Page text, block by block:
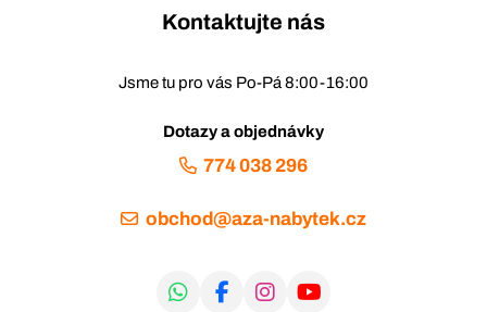
Kontaktujte nás
Jsme tu pro vás Po-Pá 8:00-16:00
Dotazy a objednávky
774 038 296
obchod@aza-nabytek.cz